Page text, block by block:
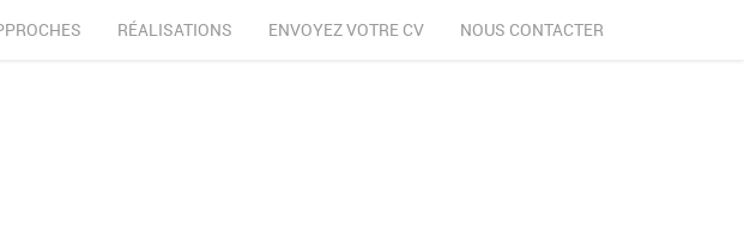
RÉALISATIONS ENVOYEZ VOTRE CV NOUS CONTACTER